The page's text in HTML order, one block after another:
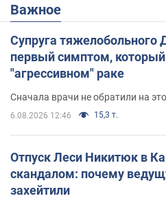
Важное
Супруга тяжелобольного
первый симптом, который
"агрессивном" раке
Сначала врачи не обратили на
6.08.2026 12:46 15,3 т.
Отпуск Леси Никитюк в
скандалом: почему
захейтили